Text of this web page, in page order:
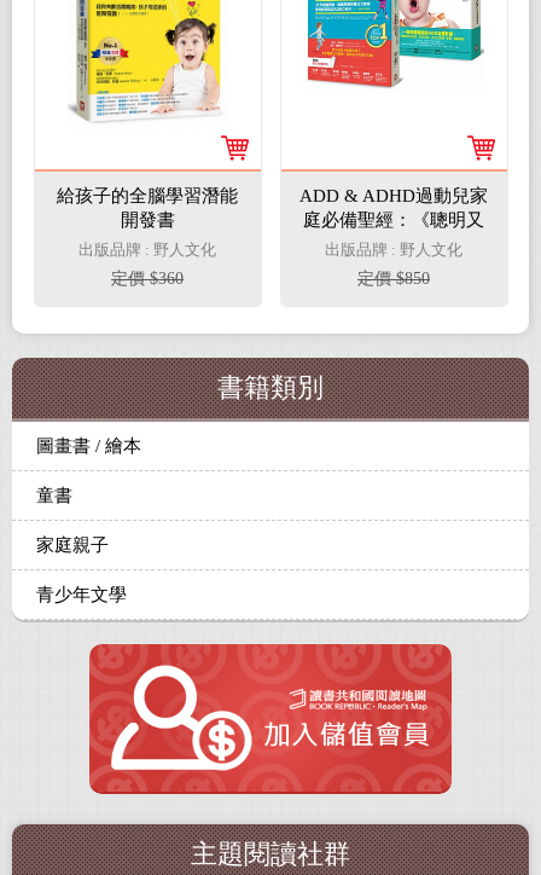
給孩子的全腦學習潛能
開發書
出版品牌 : 野人文化
定價 $360
ADD & ADHD過動兒家
庭必備聖經：《聰明又
過動，這樣教就對了》
＋《注意！你可能患了
注意力缺失症》（二冊
出版品牌 : 野人文化
定價 $850
書籍類別
圖畫書 / 繪本
童書
家庭親子
青少年文學
主題閱讀社群